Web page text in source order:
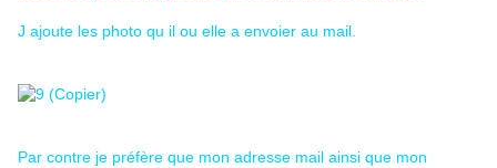
J ajoute les photo qu il ou elle a envoier au mail.
Par contre je préfère que mon adresse mail ainsi que mon